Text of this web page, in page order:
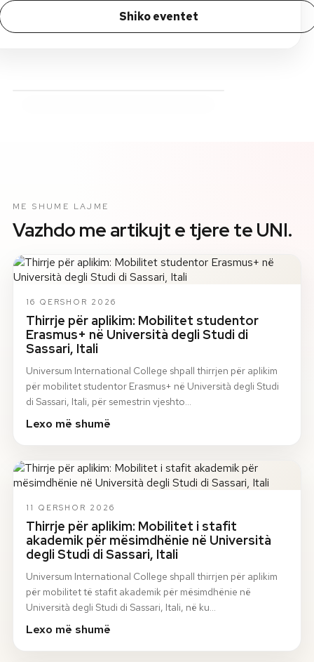
Shiko eventet
ME SHUME LAJME
Vazhdo me artikujt e tjere te UNI.
16 QERSHOR 2026
Thirrje për aplikim: Mobilitet studentor
Erasmus+ në Università degli Studi di
Sassari, Itali
Universum International College shpall thirrjen për aplikim
për mobilitet studentor Erasmus+ në Università degli Studi
di Sassari, Itali, për semestrin vjeshto…
Lexo më shumë
11 QERSHOR 2026
Thirrje për aplikim: Mobilitet i stafit
akademik për mësimdhënie në Università
degli Studi di Sassari, Itali
Universum International College shpall thirrjen për aplikim
për mobilitet të stafit akademik për mësimdhënie në
Università degli Studi di Sassari, Itali, në ku…
Lexo më shumë